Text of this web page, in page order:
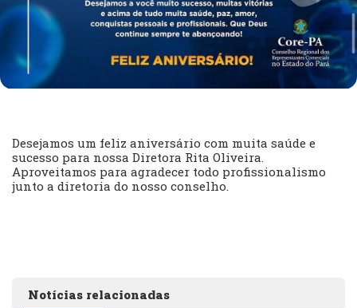
Desejamos um feliz aniversário com muita saúde e
sucesso para nossa Diretora Rita Oliveira.
Aproveitamos para agradecer todo profissionalismo
junto a diretoria do nosso conselho.
Notícias relacionadas